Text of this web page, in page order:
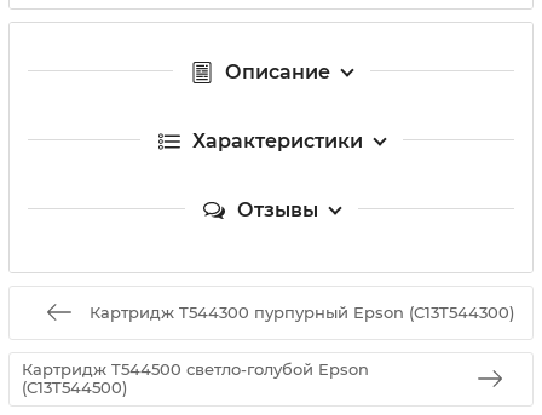
Описание
Характеристики
Отзывы
Картридж T544300 пурпурный Epson (C13T544300)
Картридж T544500 светло-голубой Epson
(C13T544500)